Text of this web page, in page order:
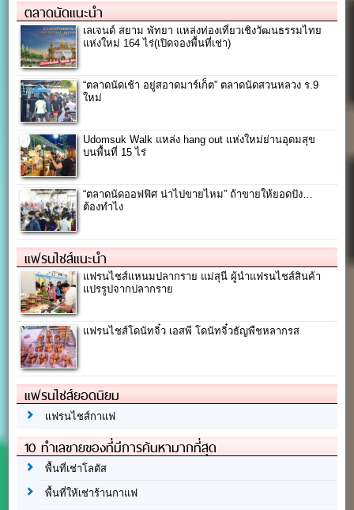
ตลาดนัดแนะนำ
เลเจนด์ สยาม พัทยา แหล่งท่องเที่ยวเชิงวัฒนธรรมไทย
แห่งใหม่ 164 ไร่(เปิดจองพื้นที่เช่า)
“ตลาดนัดเช้า อยู่สอาดมาร์เก็ต” ตลาดนัดสวนหลวง ร.9
ใหม่
Udomsuk Walk แหล่ง hang out แห่งใหม่ย่านอุดมสุข
บนพื้นที่ 15 ไร่
“ตลาดนัดออฟฟิศ น่าไปขายไหม” ถ้าขายให้ยอดปัง…
ต้องทำไง
แฟรนไชส์แนะนำ
แฟรนไชส์แหนมปลากราย แม่สุนี ผู้นำแฟรนไชส์สินค้า
แปรรูปจากปลากราย
แฟรนไชส์โดนัทจิ๋ว เอสพี โดนัทจิ๋วธัญพืชหลากรส
แฟรนไชส์ยอดนิยม
แฟรนไชส์กาแฟ
10 ทำเลขายของที่มีการค้นหามากที่สุด
พื้นที่เช่าโลตัส
พื้นที่ให้เช่าร้านกาแฟ